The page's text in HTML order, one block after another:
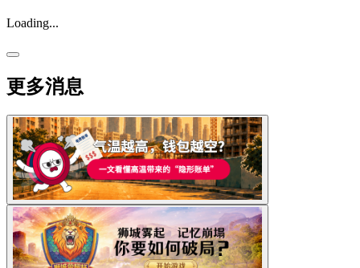
Loading...
更多消息